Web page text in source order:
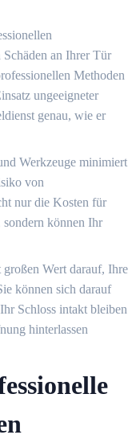
Schäden an Ihrer Tür
Methoden
ungeeigneter
genau, wie er
Werkzeuge minimiert
von
nur die Kosten für
sondern können Ihr
Wert darauf, Ihre
können sich darauf
Schloss intakt bleiben
hinterlassen